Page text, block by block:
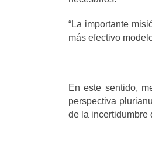
“La importante
más efectivo
En este sentido,
perspectiva
de la incertidumbre